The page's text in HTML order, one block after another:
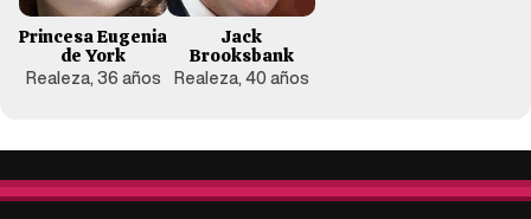
Princesa Eugenia
de York
Realeza, 36 años
Jack
Brooksbank
Realeza, 40 años